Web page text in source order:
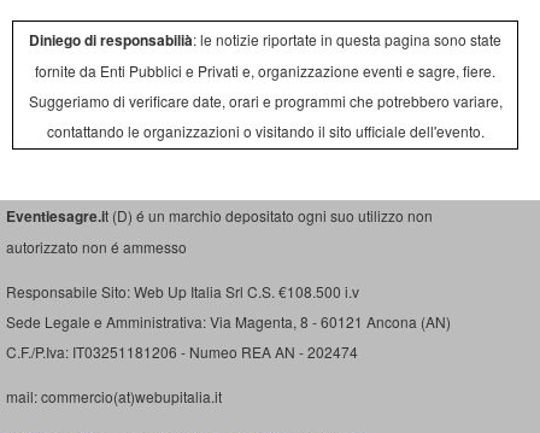
Diniego di responsabilià: le notizie riportate in questa pagina sono state
fornite da Enti Pubblici e Privati e, organizzazione eventi e sagre, fiere.
Suggeriamo di verificare date, orari e programmi che potrebbero variare,
contattando le organizzazioni o visitando il sito ufficiale dell'evento.
Eventiesagre.it (D) é un marchio depositato ogni suo utilizzo non
autorizzato non é ammesso
Responsabile Sito: Web Up Italia Srl C.S. €108.500 i.v
Sede Legale e Amministrativa: Via Magenta, 8 - 60121 Ancona (AN)
C.F./P.Iva: IT03251181206 - Numeo REA AN - 202474
mail: commercio(at)webupitalia.it